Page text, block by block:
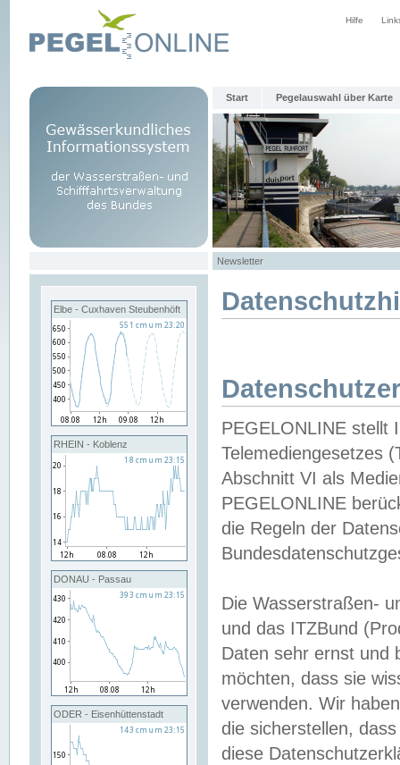
Hilfe
Start Pegelauswahl über Karte
Newsletter
Elbe - Cuxhaven Steubenhöft
RHEIN - Koblenz
DONAU - Passau
ODER - Eisenhüttenstadt
PEGELONLINE stellt
Telemediengesetzes
Abschnitt VI als
PEGELONLINE
die Regeln der
Die Wasserstraßen-
und das ITZBund
Daten sehr ernst und
möchten, dass sie
verwenden. Wir
die sicherstellen,
diese